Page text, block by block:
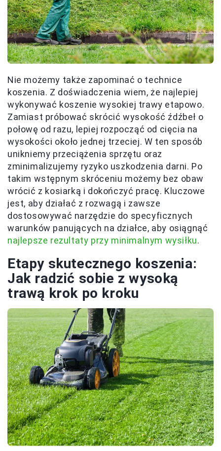
Nie możemy także zapominać o technice
koszenia. Z doświadczenia wiem, że najlepiej
wykonywać koszenie wysokiej trawy etapowo.
Zamiast próbować skrócić wysokość źdźbeł o
połowę od razu, lepiej rozpocząć od cięcia na
wysokości około jednej trzeciej. W ten sposób
unikniemy przeciążenia sprzętu oraz
zminimalizujemy ryzyko uszkodzenia darni. Po
takim wstępnym skróceniu możemy bez obaw
wrócić z kosiarką i dokończyć pracę. Kluczowe
jest, aby działać z rozwagą i zawsze
dostosowywać narzędzie do specyficznych
warunków panujących na działce, aby osiągnąć
najlepsze rezultaty przy minimalnym wysiłku.
Etapy skutecznego koszenia:
Jak radzić sobie z wysoką
trawą krok po kroku